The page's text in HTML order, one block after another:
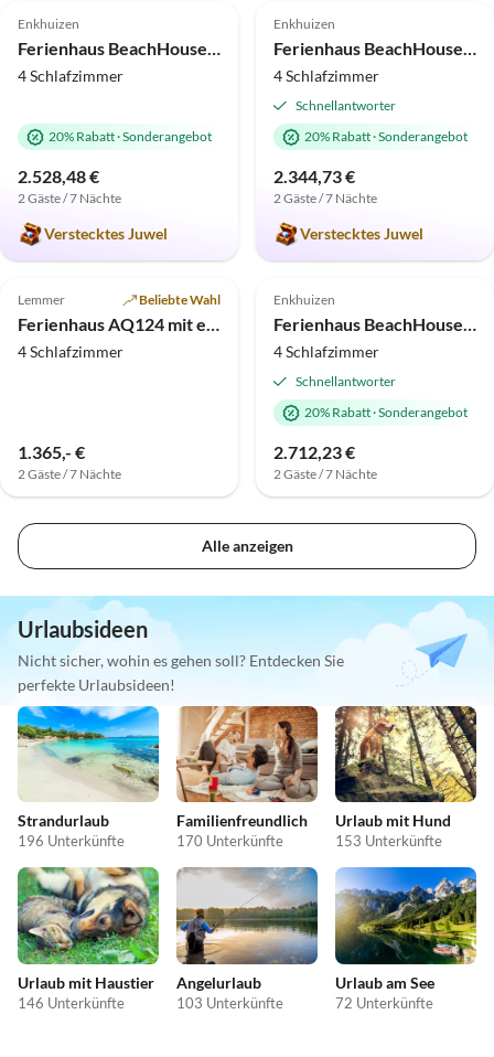
Enkhuizen
4 Schlafzimmer
20% Rabatt·Sonderangebot
2.528,48 €
2 Gäste / 7 Nächte
Verstecktes Juwel
Enkhuizen
4 Schlafzimmer
Schnellantworter
20% Rabatt·Sonderangebot
2.344,73 €
2 Gäste / 7 Nächte
Verstecktes Juwel
Top-Inserat
Lemmer Beliebte Wahl
4 Schlafzimmer
1.365,- €
2 Gäste / 7 Nächte
Top-Inserat
Enkhuizen
4 Schlafzimmer
Schnellantworter
20% Rabatt·Sonderangebot
2.712,23 €
2 Gäste / 7 Nächte
Alle anzeigen
Urlaubsideen
Nicht sicher, wohin es gehen soll? Entdecken Sie
perfekte Urlaubsideen!
Strandurlaub
196 Unterkünfte
Familienfreundlich
170 Unterkünfte
Urlaub mit Hund
153 Unterkünfte
Urlaub mit Haustier
146 Unterkünfte
Angelurlaub
103 Unterkünfte
Urlaub am See
72 Unterkünfte